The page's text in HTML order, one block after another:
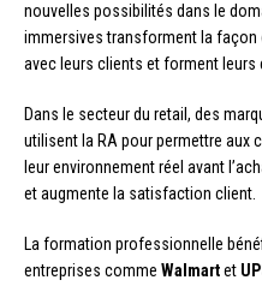
nouvelles possibilités dans le
immersives transforment la
avec leurs clients et forment leurs
Dans le secteur du retail, des
utilisent la RA pour permettre aux
leur environnement réel avant
et augmente la satisfaction client.
La formation professionnelle
entreprises comme Walmartet